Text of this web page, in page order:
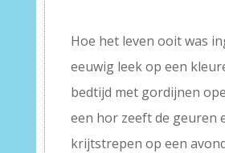
Hoe het leven ooit was
eeuwig leek op een
bedtijd met gordijnen
een hor zeeft de geuren
krijtstrepen op een